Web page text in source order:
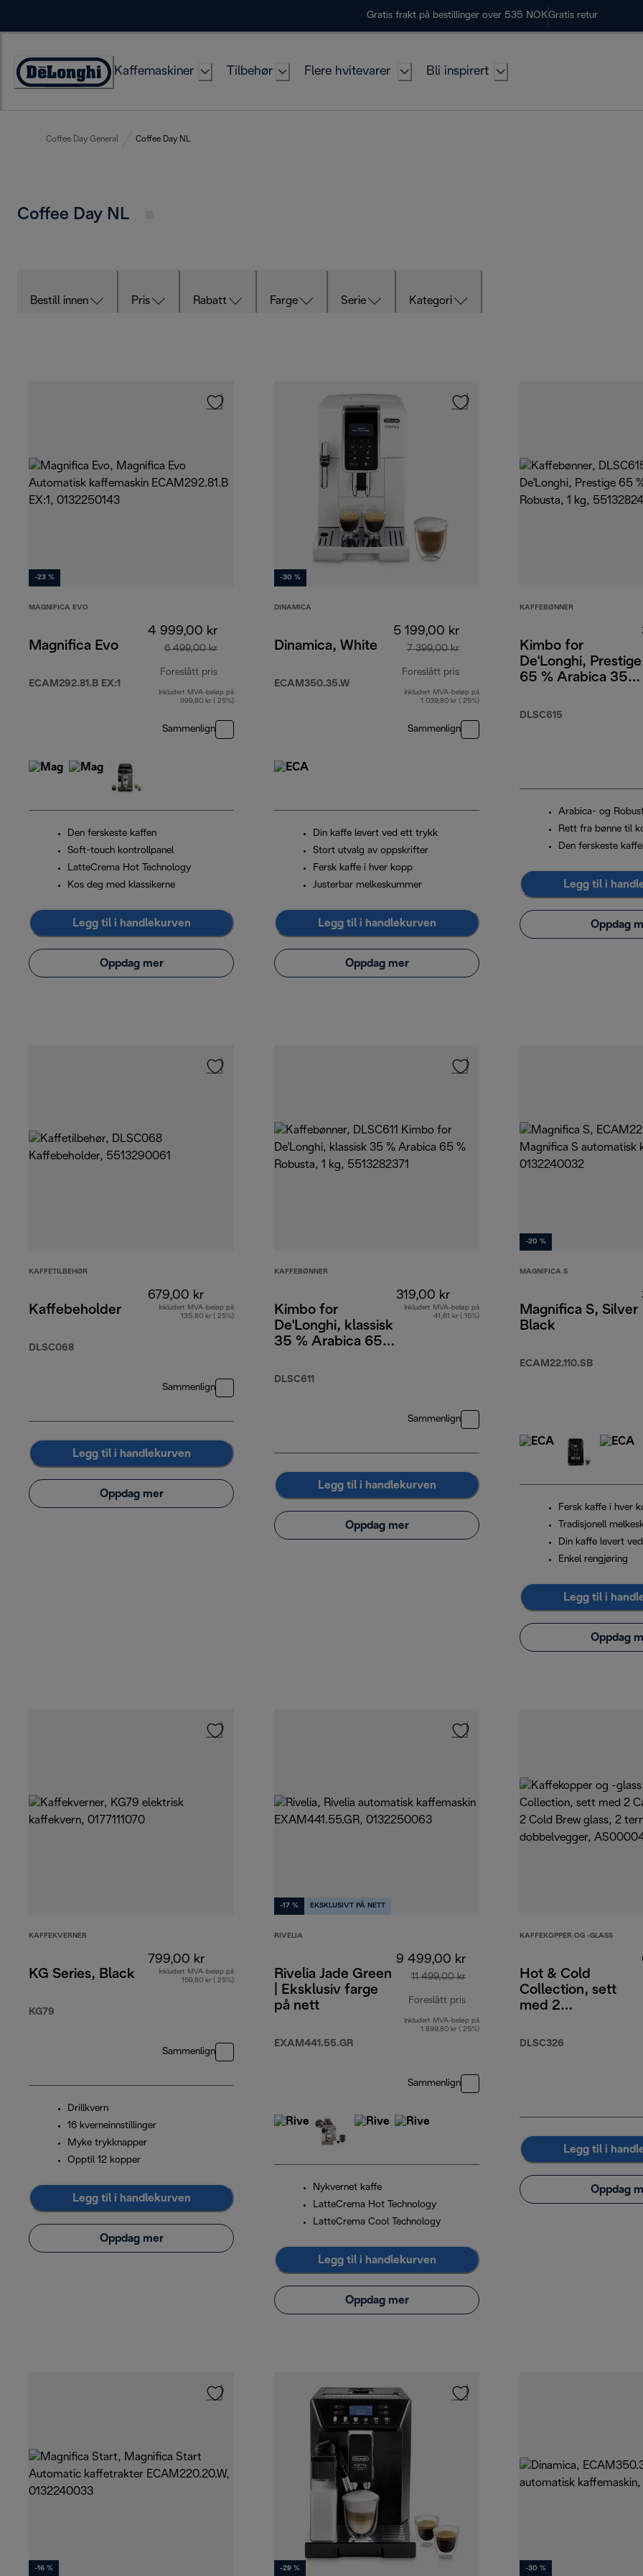
Gratis frakt på bestillinger over 535 NOKGratis retur
Accessibility
Kaffemaskiner Tilbehør Flere hvitevarer Bli inspirert
Coffee Day General Coffee Day NL
Coffee Day NL
Bestill innen Pris Rabatt Farge Serie Kategori
-23 %
MAGNIFICA EVO
Magnifica Evo
ECAM292.81.B EX:1
4 999,00 kr
6 499,00 kr
Foreslått pris
opprinnelig pris 6 499,00 kr
Inkludert MVA-beløp på
999,80 kr ( 25%)
Sammenlign
Den ferskeste kaffen
Soft-touch kontrollpanel
LatteCrema Hot Technology
Kos deg med klassikerne
Legg til i handlekurven
Oppdag mer
-30 %
DINAMICA
Dinamica, White
ECAM350.35.W
5 199,00 kr
7 399,00 kr
Foreslått pris
opprinnelig pris 7 399,00 kr
Inkludert MVA-beløp på
1 039,80 kr ( 25%)
Sammenlign
Din kaffe levert ved ett trykk
Stort utvalg av oppskrifter
Fersk kaffe i hver kopp
Justerbar melkeskummer
Legg til i handlekurven
Oppdag mer
KAFFEBØNNER
Kimbo for
De'Longhi, Prestige
65 % Arabica 35
DLSC615
Arabica- og
Rett fra bønne til
Den ferskeste
Legg til i
Oppdag
KAFFETILBEHØR
Kaffebeholder
DLSC068
679,00 kr
Inkludert MVA-beløp på
135,80 kr ( 25%)
Sammenlign
Legg til i handlekurven
Oppdag mer
KAFFEBØNNER
Kimbo for
De'Longhi, klassisk
35 % Arabica 65
DLSC611
319,00 kr
Inkludert MVA-beløp på
41,61 kr ( 15%)
Sammenlign
Legg til i handlekurven
Oppdag mer
-20 %
MAGNIFICA S
Magnifica S, Silver
Black
ECAM22.110.SB
Fersk kaffe i hver
Tradisjonell
Din kaffe levert
Enkel rengjøring
Legg til i
Oppdag
KAFFEKVERNER
KG Series, Black
KG79
799,00 kr
Inkludert MVA-beløp på
159,80 kr ( 25%)
Sammenlign
Drillkvern
16 kverneinnstillinger
Myke trykknapper
Opptil 12 kopper
Legg til i handlekurven
Oppdag mer
-17 % EKSKLUSIVT PÅ NETT
RIVELIA
Rivelia Jade Green
| Eksklusiv farge
på nett
EXAM441.55.GR
9 499,00 kr
11 499,00 kr
Foreslått pris
opprinnelig pris 11 499,00 kr
Inkludert MVA-beløp på
1 899,80 kr ( 25%)
Sammenlign
Nykvernet kaffe
LatteCrema Hot Technology
LatteCrema Cool Technology
Legg til i handlekurven
Oppdag mer
KAFFEKOPPER OG -GLASS
Hot & Cold
Collection, sett
med 2
2 Cold Brew glass,
DLSC326
Legg til i
Oppdag
-16 % -29 % -30 %